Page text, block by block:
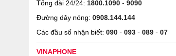
Tổng đài 24/24: 1800.1090 - 9090
Đường dây nóng: 0908.144.144
Các đầu số nhận biết: 090 - 093 - 089 - 07
VINAPHONE